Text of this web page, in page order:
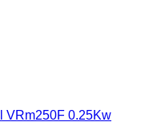
VRm250F 0.25Kw